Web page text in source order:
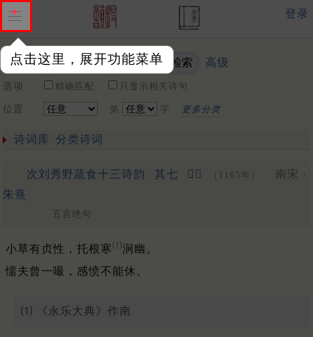
点击这里，展开功能菜单
登录
关键词 高级
选项 精确匹配 只显示相关诗句
位置 第 字 更多分类
诗词库 分类诗词
次刘秀野蔬食十三诗韵 其七 𤌸菜 （1165年）
南宋 ·
朱熹
五言绝句
小草有贞性，托根寒⑴涧幽。
懦夫曾一嘬，感愤不能休。
⑴ 《永乐大典》作南